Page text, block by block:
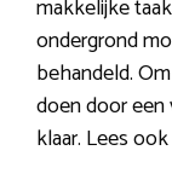
makkelijke
ondergrond
behandeld.
doen door een
klaar. Lees